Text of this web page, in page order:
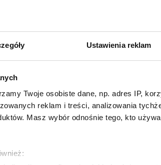
Ustawienia reklam
Twoje osobiste dane, np. adres IP,
reklam i treści, analizowania
Masz wybór odnośnie tego, kto
powyższe kroki nie pomagają,
wprowadzania kodu
lub stracił ważność. Spróbuj
upewnij się, że wprowadzasz
(w przypadku, gdy poprosiłeś o
w swojej skrzynce pocztowej